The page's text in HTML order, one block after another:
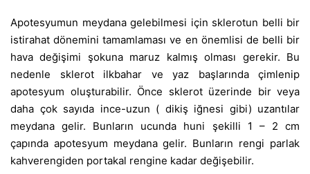
Apotesyumun meydana gelebilmesi için sklerotun belli bir
istirahat dönemini tamamlaması ve en önemlisi de belli bir
hava değişimi şokuna maruz kalmış olması gerekir. Bu
nedenle sklerot ilkbahar ve yaz başlarında çimlenip
apotesyum oluşturabilir. Önce sklerot üzerinde bir veya
daha çok sayıda ince-uzun ( dikiş iğnesi gibi) uzantılar
meydana gelir. Bunların ucunda huni şekilli 1 – 2 cm
çapında apotesyum meydana gelir. Bunların rengi parlak
kahverengiden portakal rengine kadar değişebilir.